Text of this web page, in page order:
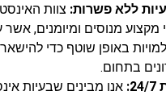
ללא פשרות: צוות
מקצוע מנוסים ומיומנים,
באופן שוטף כדי
בתחום.
אנו מבינים שבעיות